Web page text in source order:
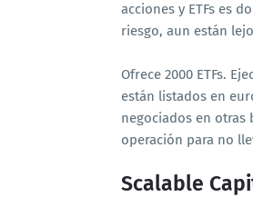
acciones y ETFs es
riesgo, aun están
Ofrece 2000 ETFs.
están listados en
negociados en otras
operación para no
Scalable